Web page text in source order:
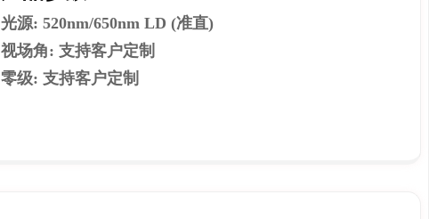
光源: 520nm/650nm LD (准直)
视场角: 支持客户定制
零级: 支持客户定制